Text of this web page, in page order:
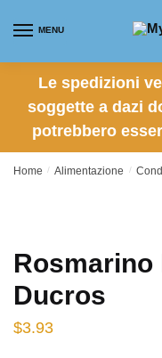
MENU
Le spedizioni
soggette a dazi
potrebbero
Home / Alimentazione /
Rosmarino
Ducros
$3.93